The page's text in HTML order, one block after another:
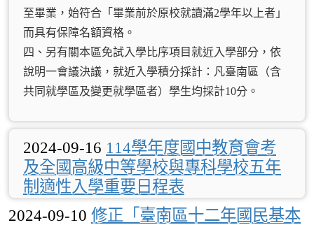
至畢業，始符合「畢業前於原校就讀滿2學年以上者」
而具有保障名額資格。
四、另有關本區免試入學比序項目就近入學部分，依
說明一會議決議，就近入學積分採計：凡臺南區（含
共同就學區及變更就學區者）學生均採計10分。
2024-09-16 114學年度國中教育會考
及全國高級中等學校與專科學校五年
制適性入學重要日程表
2024-09-10 修正「臺南區十二年國民基本